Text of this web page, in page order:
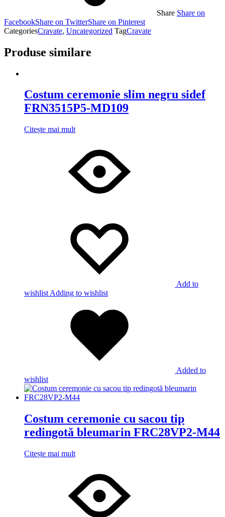
Share Share on
FacebookShare on TwitterShare on Pinterest
CategoriesCravate, Uncategorized TagCravate
Produse similare
Costum ceremonie slim negru sidef
FRN3515P5-MD109
Citește mai mult
Add to
wishlist Adding to wishlist
Added to
wishlist
Costum ceremonie cu sacou tip
redingotă bleumarin FRC28VP2-M44
Citește mai mult